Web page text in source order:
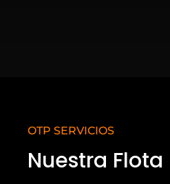
OTP SERVICIOS
Nuestra Flota